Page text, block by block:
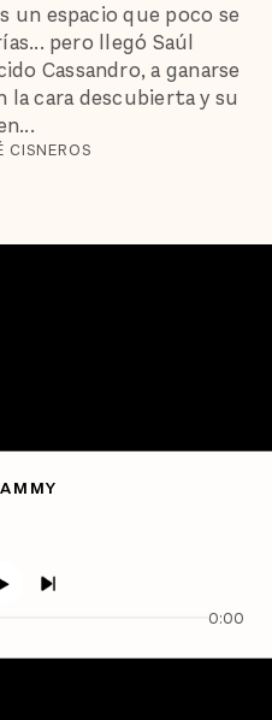
un espacio que poco se
pero llegó Saúl
Cassandro, a ganarse
la cara descubierta y su
CISNEROS
0:00